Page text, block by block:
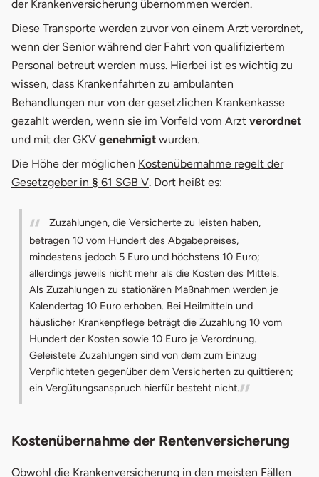
der Krankenversicherung übernommen werden.
Diese Transporte werden zuvor von einem Arzt verordnet,
wenn der Senior während der Fahrt von qualifiziertem
Personal betreut werden muss. Hierbei ist es wichtig zu
wissen, dass Krankenfahrten zu ambulanten
Behandlungen nur von der gesetzlichen Krankenkasse
gezahlt werden, wenn sie im Vorfeld vom Arzt verordnet
und mit der GKV genehmigt wurden.
Die Höhe der möglichen Kostenübernahme regelt der
Gesetzgeber in § 61 SGB V. Dort heißt es:
Zuzahlungen, die Versicherte zu leisten haben,
betragen 10 vom Hundert des Abgabepreises,
mindestens jedoch 5 Euro und höchstens 10 Euro;
allerdings jeweils nicht mehr als die Kosten des Mittels.
Als Zuzahlungen zu stationären Maßnahmen werden je
Kalendertag 10 Euro erhoben. Bei Heilmitteln und
häuslicher Krankenpflege beträgt die Zuzahlung 10 vom
Hundert der Kosten sowie 10 Euro je Verordnung.
Geleistete Zuzahlungen sind von dem zum Einzug
Verpflichteten gegenüber dem Versicherten zu quittieren;
ein Vergütungsanspruch hierfür besteht nicht.
Kostenübernahme der Rentenversicherung
Obwohl die Krankenversicherung in den meisten Fällen